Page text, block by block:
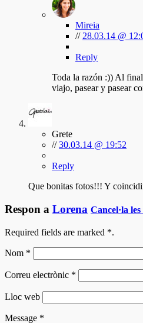
Mireia
// 28.03.14 @
Reply
Toda la razón :)) Al
viajo, pasear y pasear
Grete
//30.03.14 @ 19:52
Reply
Que bonitas fotos!!! Y
Respon a Lorena Cancel·la les
Required fields are marked *.
Nom *
Correu electrònic *
Lloc web
Message *